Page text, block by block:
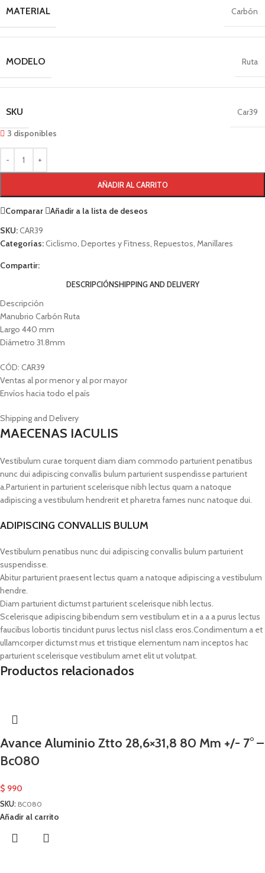
MATERIAL Carbón
MODELO Ruta
SKU
Car39
3 disponibles
AÑADIR AL CARRITO
Comparar
Añadir a la lista de deseos
SKU:CAR39
Categorías:Ciclismo, Deportes y Fitness, Repuestos, Manillares
Compartir:
DESCRIPCIÓNSHIPPING AND DELIVERY
Descripción
Manubrio Carbón Ruta
Largo 440 mm
Diámetro 31.8mm
CÓD: CAR39
Ventas al por menor y al por mayor
Envíos hacia todo el país
Shipping and Delivery
MAECENAS IACULIS
Vestibulum curae torquent diam diam commodo parturient penatibus
nunc dui adipiscing convallis bulum parturient suspendisse parturient
a.Parturient in parturient scelerisque nibh lectus quam a natoque
adipiscing a vestibulum hendrerit et pharetra fames nunc natoque dui.
ADIPISCING CONVALLIS BULUM
Vestibulum penatibus nunc dui adipiscing convallis bulum parturient
suspendisse.
Abitur parturient praesent lectus quam a natoque adipiscing a vestibulum
hendre.
Diam parturient dictumst parturient scelerisque nibh lectus.
Scelerisque adipiscing bibendum sem vestibulum et in a a a purus lectus
faucibus lobortis tincidunt purus lectus nisl class eros.Condimentum a et
ullamcorper dictumst mus et tristique elementum nam inceptos hac
parturient scelerisque vestibulum amet elit ut volutpat.
Productos relacionados
Avance Aluminio Ztto 28,6×31,8 80 Mm +/- 7° –
Bc080
$ 990
SKU: BC080
Añadir al carrito